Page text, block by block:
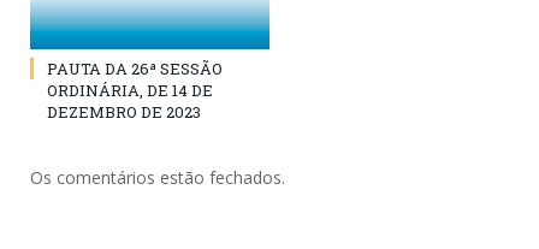
PAUTA DA 26ª SESSÃO
ORDINÁRIA, DE 14 DE
DEZEMBRO DE 2023
Os comentários estão fechados.